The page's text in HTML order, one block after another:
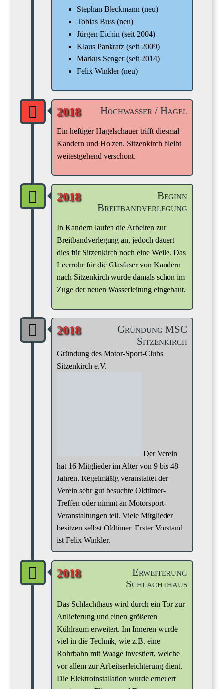
Stephan Bleckmann (neu)
Tobias Buss (neu)
Jürgen Eichin (seit 2004)
Klaus Pankratz (seit 2009)
Markus Senger (seit 2014)
Felix Winkler (neu)
2018 Hochwasser / Hagel
Ein heftiger Hagelschauer trifft diesmal
Kandern und Holzen. Sitzenkirch bleibt
weitestgehend verschont.
2018
Beginn
Breitbandverlegung
In Kandern laufen die Arbeiten zur
Breitbandverlegung an, jedoch dauert
dies für Sitzenkirch noch eine Weile. Das
Leerrohr für die Glasfaser von Kandern
nach Sitzenkirch wurde damals schon im
Zuge der neuen Wasserleitung eingebaut.
2018
Gründung MSC
Sitzenkirch
Gründung des Motor-Sport-Clubs
Sitzenkirch e.V.
Der Verein
hat 16 Mitglieder im Alter von 9 bis 48
Jahren. Regelmäßig veranstaltet der
Verein sehr gut besuchte Oldtimer-
Treffen oder nimmt an Motorsport-
Veranstaltungen teil. Viele Mitglieder
besitzen selbst Oldtimer. Erster Vorstand
ist Felix Winkler.
2018
Erweiterung
Schlachthaus
Das Schlachthaus wird durch ein Tor zur
Anlieferung und einen größeren
Kühlraum erweitert. Im Inneren wurde
viel in die Technik, wie z.B. eine
Rohrbahn mit Waage investiert, welche
vor allem zur Arbeitserleichterung dient.
Die Elektroinstallation wurde erneuert